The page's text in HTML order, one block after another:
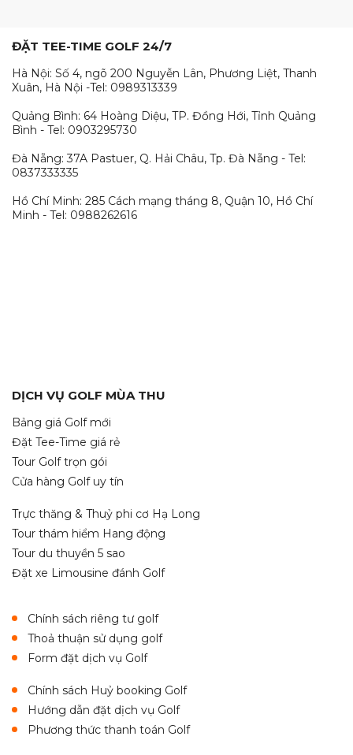
ĐẶT TEE-TIME GOLF 24/7
Hà Nội: Số 4, ngõ 200 Nguyễn Lân, Phương Liệt, Thanh
Xuân, Hà Nội -Tel: 0989313339
Quảng Bình: 64 Hoàng Diệu, TP. Đồng Hới, Tỉnh Quảng
Bình - Tel: 0903295730
Đà Nẵng: 37A Pastuer, Q. Hải Châu, Tp. Đà Nẵng - Tel:
0837333335
Hồ Chí Minh: 285 Cách mạng tháng 8, Quận 10, Hồ Chí
Minh - Tel: 0988262616
DỊCH VỤ GOLF MÙA THU
Bảng giá Golf mới
Đặt Tee-Time giá rẻ
Tour Golf trọn gói
Cửa hàng Golf uy tín
Trực thăng & Thuỷ phi cơ Hạ Long
Tour thám hiểm Hang động
Tour du thuyền 5 sao
Đặt xe Limousine đánh Golf
Chính sách riêng tư golf
Thoả thuận sử dụng golf
Form đặt dịch vụ Golf
Chính sách Huỷ booking Golf
Hướng dẫn đặt dịch vụ Golf
Phương thức thanh toán Golf